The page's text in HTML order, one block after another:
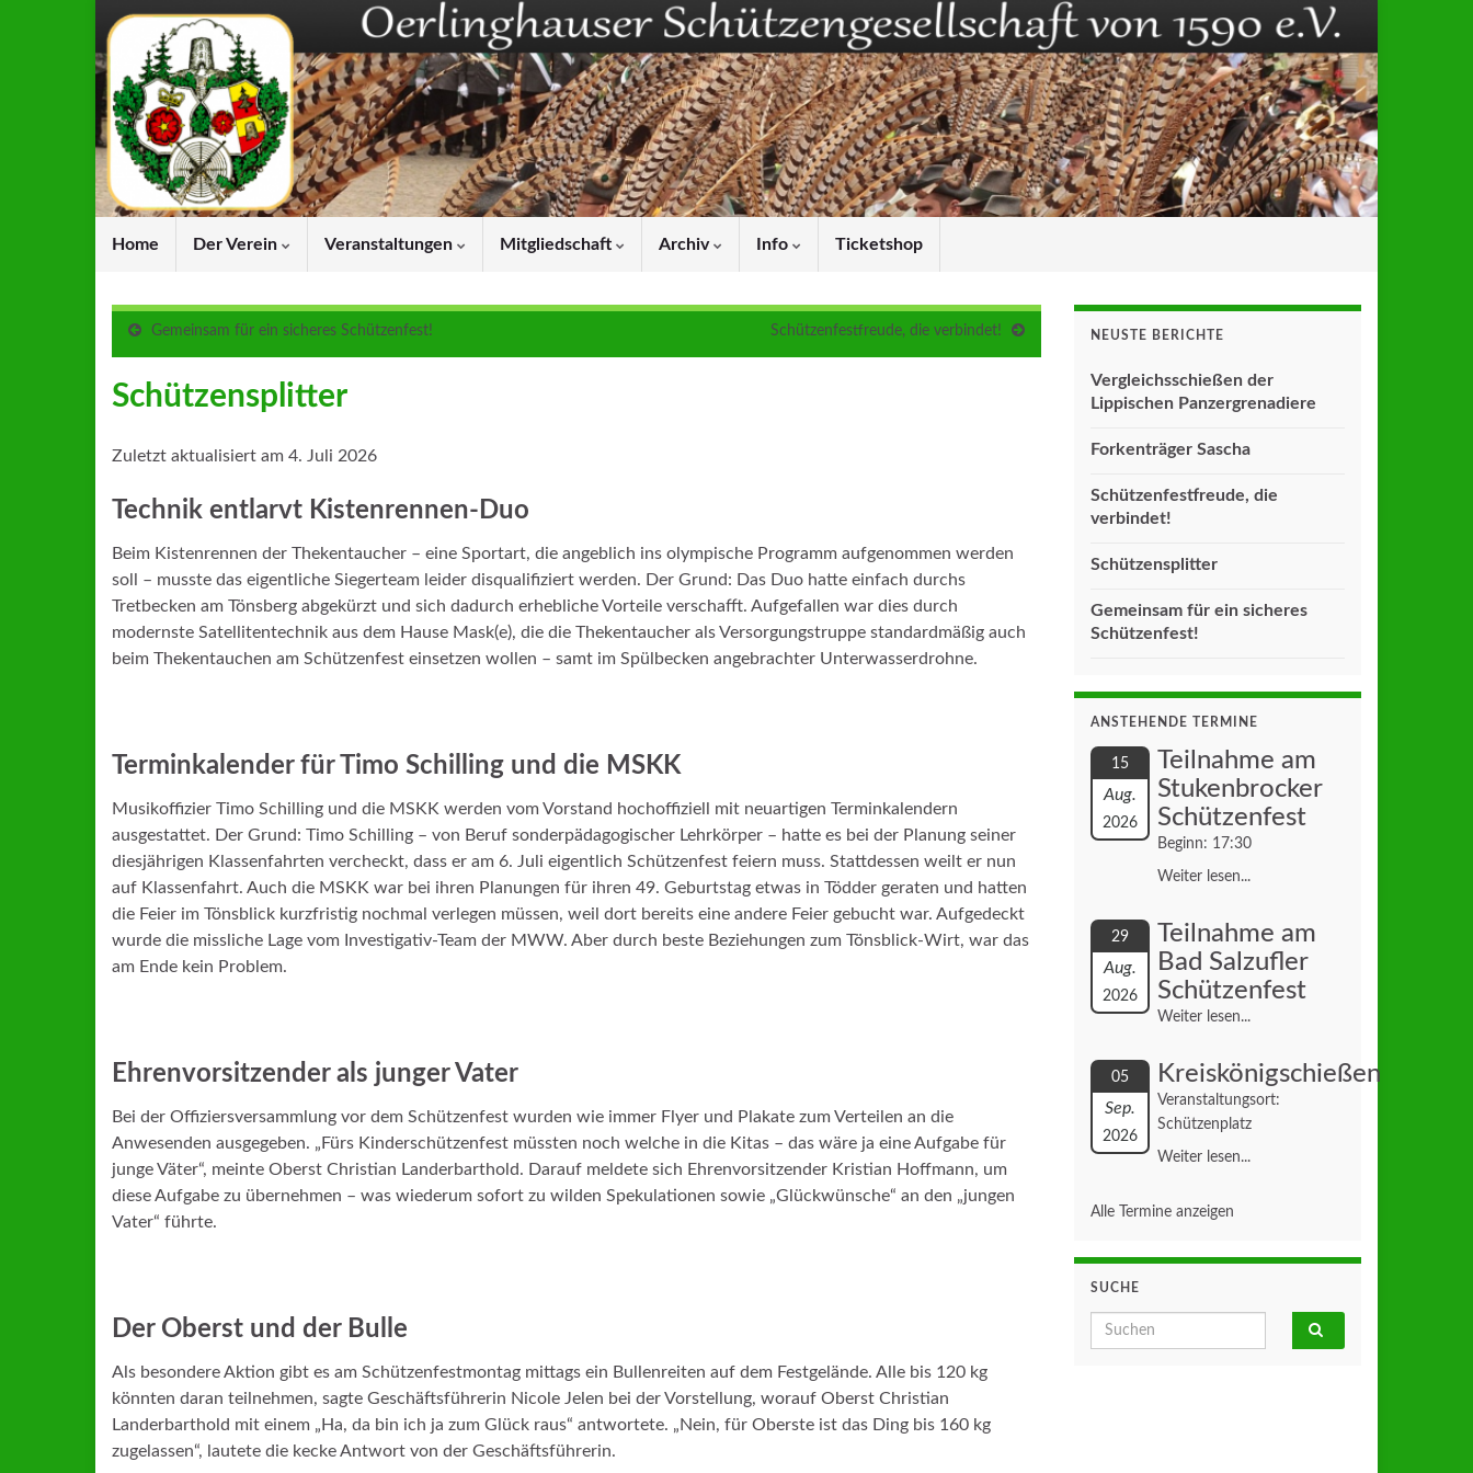
Home Der Verein Veranstaltungen Mitgliedschaft Archiv Info Ticketshop
Gemeinsam für ein sicheres Schützenfest! Schützenfestfreude, die verbindet!
Schützensplitter
Zuletzt aktualisiert am 4. Juli 2026
Technik entlarvt Kistenrennen-Duo
Beim Kistenrennen der Thekentaucher – eine Sportart, die angeblich ins olympische Programm aufgenommen werden
soll – musste das eigentliche Siegerteam leider disqualifiziert werden. Der Grund: Das Duo hatte einfach durchs
Tretbecken am Tönsberg abgekürzt und sich dadurch erhebliche Vorteile verschafft. Aufgefallen war dies durch
modernste Satellitentechnik aus dem Hause Mask(e), die die Thekentaucher als Versorgungstruppe standardmäßig auch
beim Thekentauchen am Schützenfest einsetzen wollen – samt im Spülbecken angebrachter Unterwasserdrohne.
Terminkalender für Timo Schilling und die MSKK
Musikoffizier Timo Schilling und die MSKK werden vom Vorstand hochoffiziell mit neuartigen Terminkalendern
ausgestattet. Der Grund: Timo Schilling – von Beruf sonderpädagogischer Lehrkörper – hatte es bei der Planung seiner
diesjährigen Klassenfahrten vercheckt, dass er am 6. Juli eigentlich Schützenfest feiern muss. Stattdessen weilt er nun
auf Klassenfahrt. Auch die MSKK war bei ihren Planungen für ihren 49. Geburtstag etwas in Tödder geraten und hatten
die Feier im Tönsblick kurzfristig nochmal verlegen müssen, weil dort bereits eine andere Feier gebucht war. Aufgedeckt
wurde die missliche Lage vom Investigativ-Team der MWW. Aber durch beste Beziehungen zum Tönsblick-Wirt, war das
am Ende kein Problem.
Ehrenvorsitzender als junger Vater
Bei der Offiziersversammlung vor dem Schützenfest wurden wie immer Flyer und Plakate zum Verteilen an die
Anwesenden ausgegeben. „Fürs Kinderschützenfest müssten noch welche in die Kitas – das wäre ja eine Aufgabe für
junge Väter“, meinte Oberst Christian Landerbarthold. Darauf meldete sich Ehrenvorsitzender Kristian Hoffmann, um
diese Aufgabe zu übernehmen – was wiederum sofort zu wilden Spekulationen sowie „Glückwünsche“ an den „jungen
Vater“ führte.
Der Oberst und der Bulle
Als besondere Aktion gibt es am Schützenfestmontag mittags ein Bullenreiten auf dem Festgelände. Alle bis 120 kg
könnten daran teilnehmen, sagte Geschäftsführerin Nicole Jelen bei der Vorstellung, worauf Oberst Christian
Landerbarthold mit einem „Ha, da bin ich ja zum Glück raus“ antwortete. „Nein, für Oberste ist das Ding bis 160 kg
zugelassen“, lautete die kecke Antwort von der Geschäftsführerin.
NEUSTE BERICHTE
Vergleichsschießen der
Lippischen Panzergrenadiere
Forkenträger Sascha
Schützenfestfreude, die
verbindet!
Schützensplitter
Gemeinsam für ein sicheres
Schützenfest!
ANSTEHENDE TERMINE
15
Aug.
2026
Teilnahme am
Stukenbrocker
Schützenfest
Beginn: 17:30
Weiter lesen...
29
Aug.
2026
Teilnahme am
Bad Salzufler
Schützenfest
Weiter lesen...
05
Sep.
2026
Kreiskönigschießen
Veranstaltungsort:
Schützenplatz
Weiter lesen...
Alle Termine anzeigen
SUCHE
Search for: